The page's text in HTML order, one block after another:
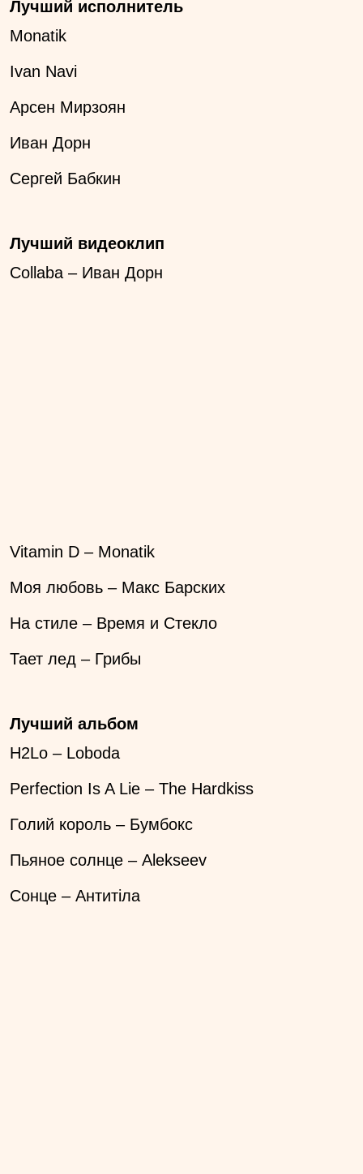
Лучший исполнитель
Monatik
Ivan Navi
Арсен Мирзоян
Иван Дорн
Сергей Бабкин
Лучший видеоклип
Collaba – Иван Дорн
Vitamin D – Monatik
Моя любовь – Макс Барских
На стиле – Время и Стекло
Тает лед – Грибы
Лучший альбом
H2Lo – Loboda
Perfection Is A Lie – The Hardkiss
Голий король – Бумбокс
Пьяное солнце – Alekseev
Сонце – Антитіла